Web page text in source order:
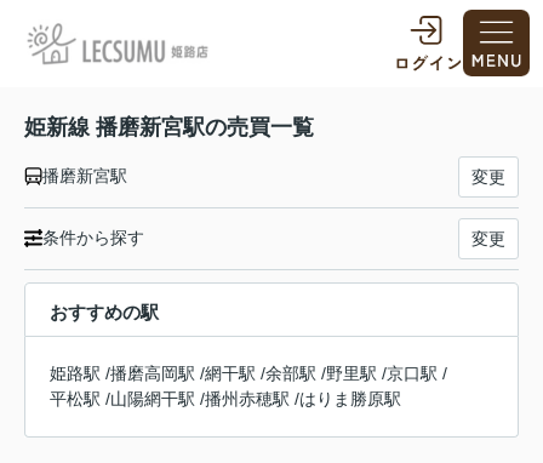
姫新線 播磨新宮駅の売買一覧
播磨新宮駅 変更
条件から探す 変更
おすすめの駅
姫路駅 /播磨高岡駅 /網干駅 /余部駅 /野里駅 /京口駅 /
平松駅 /山陽網干駅 /播州赤穂駅 /はりま勝原駅